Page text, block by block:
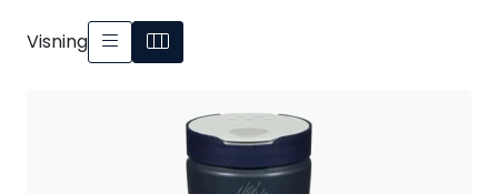
Visning